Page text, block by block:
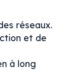
réseaux.
et de
à long